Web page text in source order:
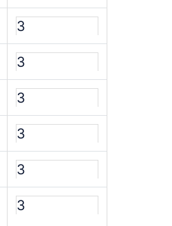
3
3
3
3
3
3